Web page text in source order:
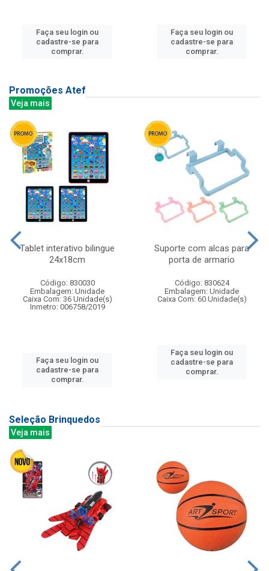
Faça seu login ou
cadastre-se para
comprar.
Faça seu login ou
cadastre-se para
comprar.
Promoções Atef
Veja mais
Tablet interativo bilingue
24x18cm
Código: 830030
Embalagem: Unidade
Caixa Com: 36 Unidade(s)
Inmetro: 006758/2019
Faça seu login ou
cadastre-se para
comprar.
Suporte com alcas para
porta de armario
Código: 830624
Embalagem: Unidade
Caixa Com: 60 Unidade(s)
Faça seu login ou
cadastre-se para
comprar.
Seleção Brinquedos
Veja mais